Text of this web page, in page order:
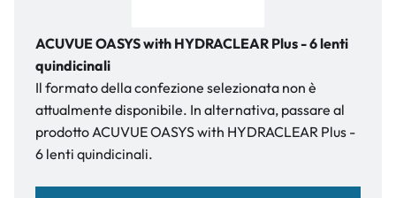
ACUVUE OASYS with HYDRACLEAR Plus - 6 lenti
quindicinali
Il formato della confezione selezionata non è
attualmente disponibile. In alternativa, passare al
prodotto ACUVUE OASYS with HYDRACLEAR Plus -
6 lenti quindicinali.